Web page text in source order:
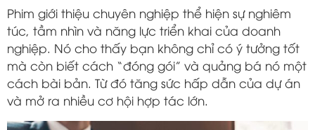
Phim giới thiệu chuyên nghiệp thể hiện sự nghiêm
túc, tầm nhìn và năng lực triển khai của doanh
nghiệp. Nó cho thấy bạn không chỉ có ý tưởng tốt
mà còn biết cách “đóng gói” và quảng bá nó một
cách bài bản. Từ đó tăng sức hấp dẫn của dự án
và mở ra nhiều cơ hội hợp tác lớn.